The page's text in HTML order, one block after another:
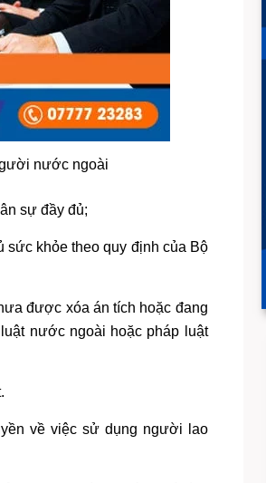
nước ngoài
sự đầy đủ;
sức khỏe theo quy định của Bộ
được xóa án tích hoặc đang
nước ngoài hoặc pháp luật
về việc sử dụng người lao